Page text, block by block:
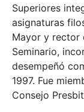
Superiores
asignaturas
Mayor y rector
Seminario,
desempeñó
1997. Fue
Consejo